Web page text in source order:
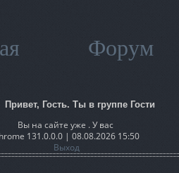
Форум
Привет, Гость. Ты в группе Гости
Вы на сайте уже . У вас
131.0.0.0 | 08.08.2026 15:50
Выход